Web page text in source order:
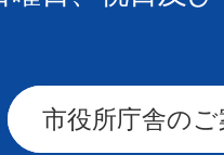
市役所庁舎の